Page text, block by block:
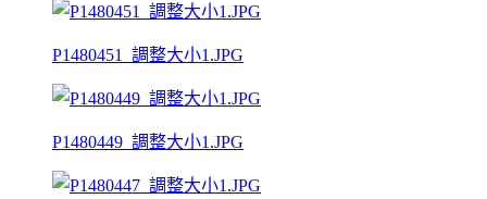
P1480451_調整大小1.JPG
P1480449_調整大小1.JPG